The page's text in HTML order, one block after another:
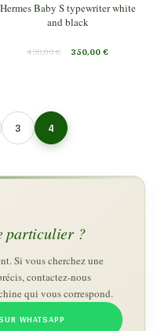
Hermes Baby S typewriter white
and black
450,00€ 350,00€
3 4
particulier ?
Si vous cherchez une
contactez-nous
qui vous correspond.
WHATSAPP